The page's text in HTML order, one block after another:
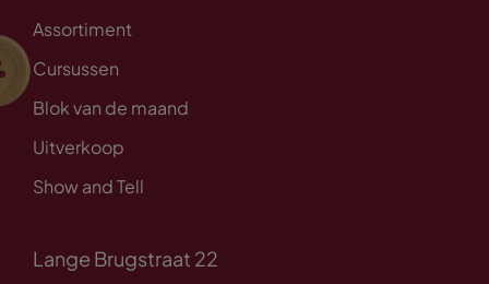
Assortiment
Cursussen
Blok van de maand
Uitverkoop
Show and Tell
Lange Brugstraat 22